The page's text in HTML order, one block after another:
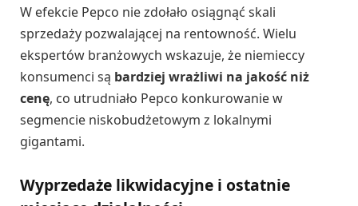
W efekcie Pepco nie zdołało osiągnąć skali
sprzedaży pozwalającej na rentowność. Wielu
ekspertów branżowych wskazuje, że niemieccy
konsumenci są bardziej wrażliwi na jakość niż
cenę, co utrudniało Pepco konkurowanie w
segmencie niskobudżetowym z lokalnymi
gigantami.
Wyprzedaże likwidacyjne i ostatnie